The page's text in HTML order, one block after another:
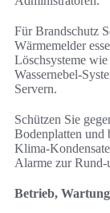
Für Brandschutz
Wärmemelder
Löschsysteme
Wassernebel-
Servern.
Schützen Sie
Bodenplatten und
Klima-
Alarme zur
Betrieb,